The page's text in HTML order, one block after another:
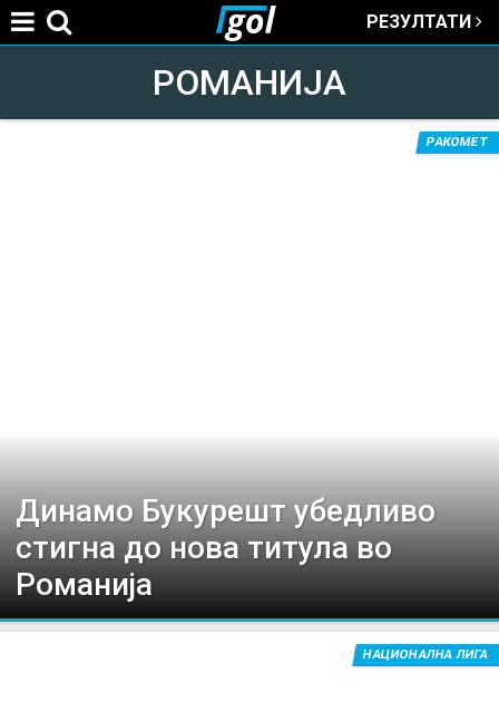
РЕЗУЛТАТИ
РОМАНИЈА
Динамо Букурешт убедливо
стигна до нова титула во
Романија
РАКОМЕТ
НАЦИОНАЛНА ЛИГА